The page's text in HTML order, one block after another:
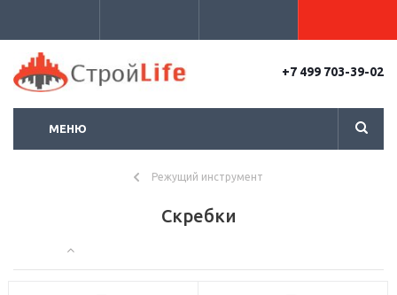
+7 499 703-39-02
МЕНЮ
Режущий инструмент
Скребки